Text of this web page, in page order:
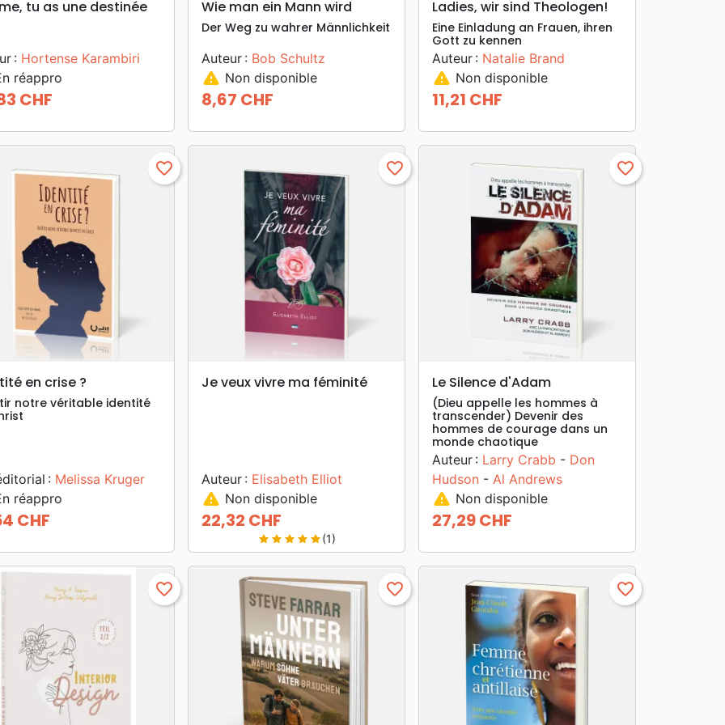
tu as une destinée
: Hortense Karambiri
réappro
CHF
Wie man ein Mann wird
Der Weg zu wahrer Männlichkeit
Auteur : Bob Schultz
warning Non disponible
Prix
8,67 CHF
Ladies, wir sind Theologen!
Eine Einladung an Frauen, ihren
Gott zu kennen
Auteur : Natalie Brand
warning Non disponible
Prix
11,21 CHF
search APERÇU RAPIDE
favorite_border
en crise ?
notre véritable identité
: Melissa Kruger
réappro
CHF
search APERÇU RAPIDE
favorite_border
Je veux vivre ma féminité
Auteur : Elisabeth Elliot
warning Non disponible
Prix
22,32 CHF
star star star star star(1)
search APERÇU RAPIDE
favorite_border
Le Silence d'Adam
(Dieu appelle les hommes à
transcender) Devenir des
hommes de courage dans un
monde chaotique
Auteur : Larry Crabb - Don
Hudson - Al Andrews
warning Non disponible
Prix
27,29 CHF
favorite_border favorite_border favorite_border